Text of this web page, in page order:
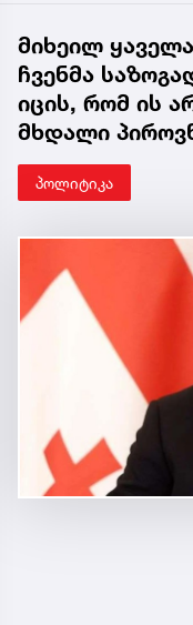
მიხეილ
ჩვენმა
იცის, რომ ის
მხდალი
პოლიტიკა